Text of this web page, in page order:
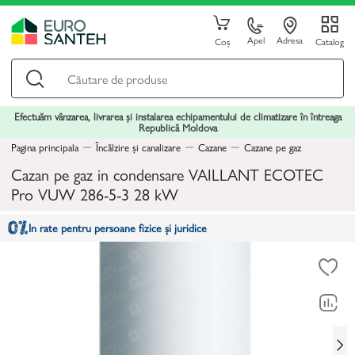
Coș Apel Adresa Catalog
Efectuăm vânzarea, livrarea și instalarea echipamentului de climatizare în întreaga
Republică Moldova
Pagina principala
Încălzire și canalizare Cazane Cazane pe gaz
Cazan pe gaz in condensare VAILLANT ECOTEC
Pro VUW 286-5-3 28 kW
In rate pentru persoane fizice și juridice